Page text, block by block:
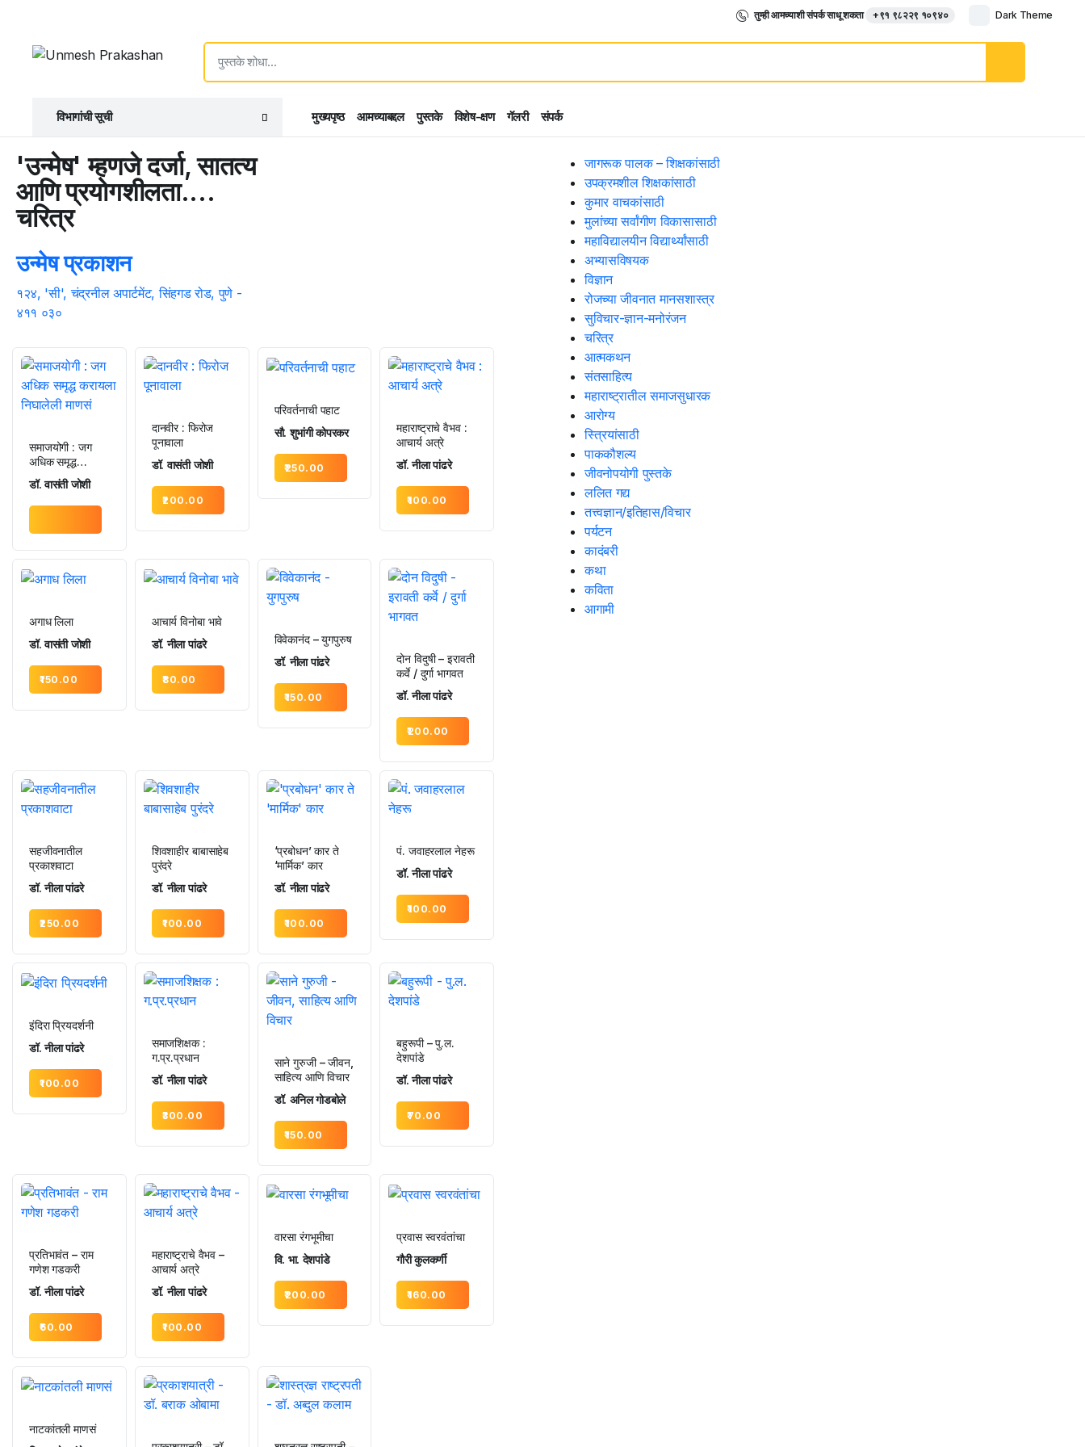
तुम्ही आमच्याशी संपर्क साधू शकता +९१ ९८२२९ १०९४० Dark Theme
विभागांची सूची मुख्यपृष्ठ आमच्याबद्दल पुस्तके विशेष-क्षण गॅलरी संपर्क
'उन्मेष' म्हणजे दर्जा, सातत्य
आणि प्रयोगशीलता....
चरित्र
उन्मेष प्रकाशन
१२४, 'सी', चंद्रनील अपार्टमेंट, सिंहगड रोड, पुणे -
४११ ०३०
समाजयोगी : जग
अधिक समृद्ध
करायला निघालेली
माणसं
डॉ. वासंती जोशी
दानवीर : फिरोज
पूनावाला
डॉ. वासंती जोशी
200.00
परिवर्तनाची पहाट
सौ. शुभांगी कोपरकर
250.00
महाराष्ट्राचे वैभव :
आचार्य अत्रे
डॉ. नीला पांढरे
100.00
अगाध लिला
डॉ. वासंती जोशी
150.00
आचार्य विनोबा भावे
डॉ. नीला पांढरे
80.00
विवेकानंद – युगपुरुष
डॉ. नीला पांढरे
150.00
दोन विदुषी – इरावती
कर्वे / दुर्गा भागवत
डॉ. नीला पांढरे
200.00
सहजीवनातील
प्रकाशवाटा
डॉ. नीला पांढरे
250.00
शिवशाहीर बाबासाहेब
पुरंदरे
डॉ. नीला पांढरे
100.00
‘प्रबोधन’ कार ते
‘मार्मिक’ कार
डॉ. नीला पांढरे
100.00
पं. जवाहरलाल नेहरू
डॉ. नीला पांढरे
100.00
इंदिरा प्रियदर्शनी
डॉ. नीला पांढरे
100.00
समाजशिक्षक :
ग.प्र.प्रधान
डॉ. नीला पांढरे
300.00
साने गुरुजी – जीवन,
साहित्य आणि विचार
डॉ. अनिल गोडबोले
150.00
बहुरूपी – पु.ल.
देशपांडे
डॉ. नीला पांढरे
70.00
प्रतिभावंत – राम
गणेश गडकरी
डॉ. नीला पांढरे
60.00
महाराष्ट्राचे वैभव –
आचार्य अत्रे
डॉ. नीला पांढरे
100.00
वारसा रंगभूमीचा
वि. भा. देशपांडे
200.00
प्रवास स्वरवंतांचा
गौरी कुलकर्णी
160.00
नाटकांतली माणसं
जागरूक पालक – शिक्षकांसाठी
उपक्रमशील शिक्षकांसाठी
कुमार वाचकांसाठी
मुलांच्या सर्वांगीण विकासासाठी
महाविद्यालयीन विद्यार्थ्यांसाठी
अभ्यासविषयक
विज्ञान
रोजच्या जीवनात मानसशास्त्र
सुविचार-ज्ञान-मनोरंजन
चरित्र
आत्मकथन
संतसाहित्य
महाराष्ट्रातील समाजसुधारक
आरोग्य
स्त्रियांसाठी
पाककौशल्य
जीवनोपयोगी पुस्तके
ललित गद्य
तत्त्वज्ञान/इतिहास/विचार
पर्यटन
कादंबरी
कथा
कविता
आगामी